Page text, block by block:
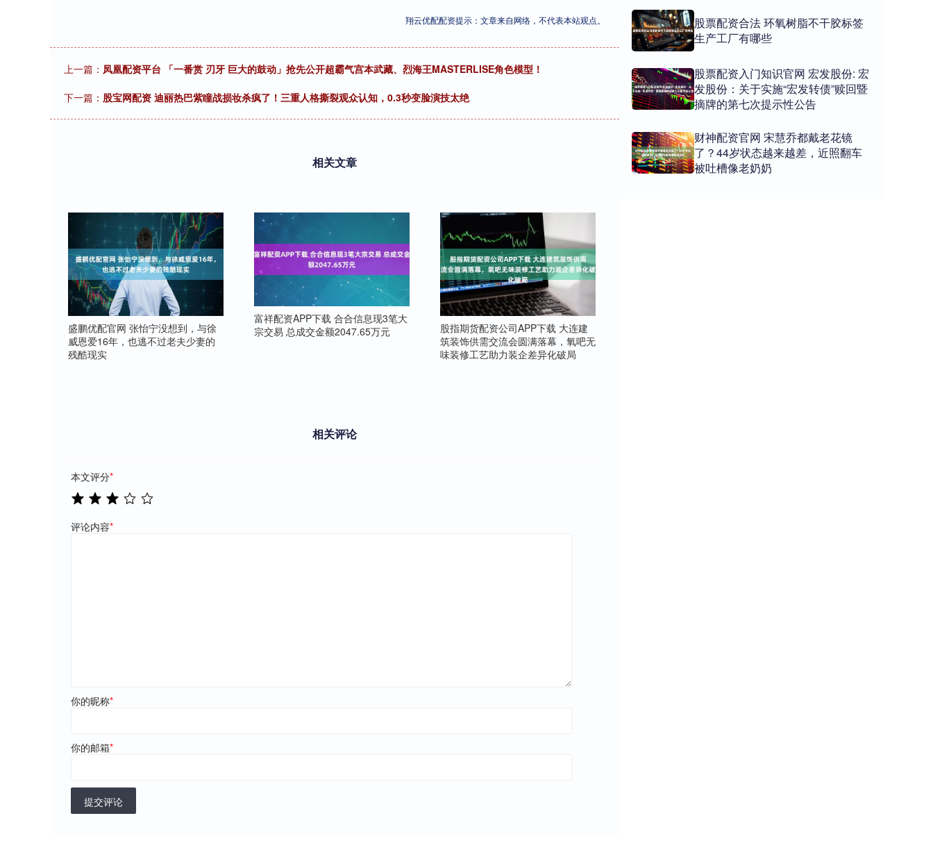
翔云优配配资提示：文章来自网络，不代表本站观点。
上一篇： 凤凰配资平台 「一番赏 刃牙 巨大的鼓动」抢先公开超霸气宫本武藏、烈海王MASTERLISE角色模型！
下一篇： 股宝网配资 迪丽热巴紫瞳战损妆杀疯了！三重人格撕裂观众认知，0.3秒变脸演技太绝
相关文章
盛鹏优配官网 张怡宁没想到，与徐
威恩爱16年，也逃不过老夫少妻的
残酷现实
富祥配资APP下载 合合信息现3笔大
宗交易 总成交金额2047.65万元
股指期货配资公司APP下载 大连建
筑装饰供需交流会圆满落幕，氧吧无
味装修工艺助力装企差异化破局
相关评论
本文评分*
评论内容*
你的昵称*
你的邮箱*
提交评论
股票配资合法 环氧树脂不干胶标签
生产工厂有哪些
股票配资入门知识官网 宏发股份: 宏
发股份：关于实施“宏发转债”赎回暨
摘牌的第七次提示性公告
财神配资官网 宋慧乔都戴老花镜
了？44岁状态越来越差，近照翻车
被吐槽像老奶奶